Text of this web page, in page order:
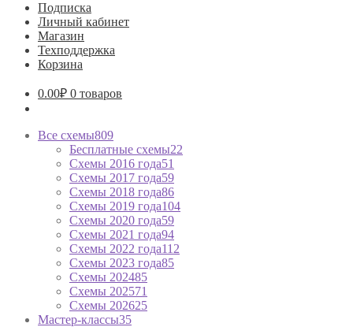
Подписка
Личный кабинет
Магазин
Техподдержка
Корзина
0.00₽ 0 товаров
Все схемы809
Бесплатные схемы22
Схемы 2016 года51
Схемы 2017 года59
Схемы 2018 года86
Схемы 2019 года104
Схемы 2020 года59
Схемы 2021 года94
Схемы 2022 года112
Схемы 2023 года85
Схемы 202485
Схемы 202571
Схемы 202625
Мастер-классы35